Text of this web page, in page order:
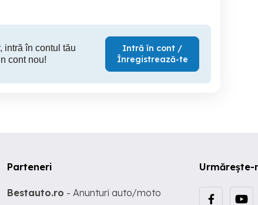
intră în contul tău
cont nou!
Intră în cont /
Înregistrează-te
Urmărește-
Parteneri
Bestauto.ro - Anunturi auto/moto